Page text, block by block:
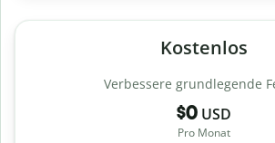
Kostenlos
Verbessere grundlegende
$0 USD
Pro Monat